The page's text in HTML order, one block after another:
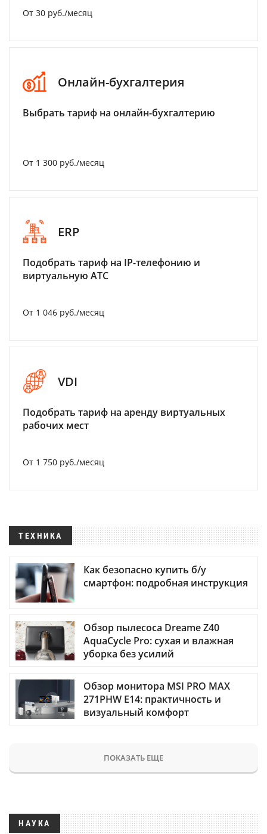
От 30 руб./месяц
Онлайн-бухгалтерия
Выбрать тариф на онлайн-бухгалтерию
От 1 300 руб./месяц
ERP
Подобрать тариф на IP-телефонию и
виртуальную АТС
От 1 046 руб./месяц
VDI
Подобрать тариф на аренду виртуальных
рабочих мест
От 1 750 руб./месяц
ТЕХНИКА
Как безопасно купить б/у
смартфон: подробная инструкция
Обзор пылесоса Dreame Z40
AquaCycle Pro: сухая и влажная
уборка без усилий
Обзор монитора MSI PRO MAX
271PHW E14: практичность и
визуальный комфорт
ПОКАЗАТЬ ЕЩЕ
НАУКА